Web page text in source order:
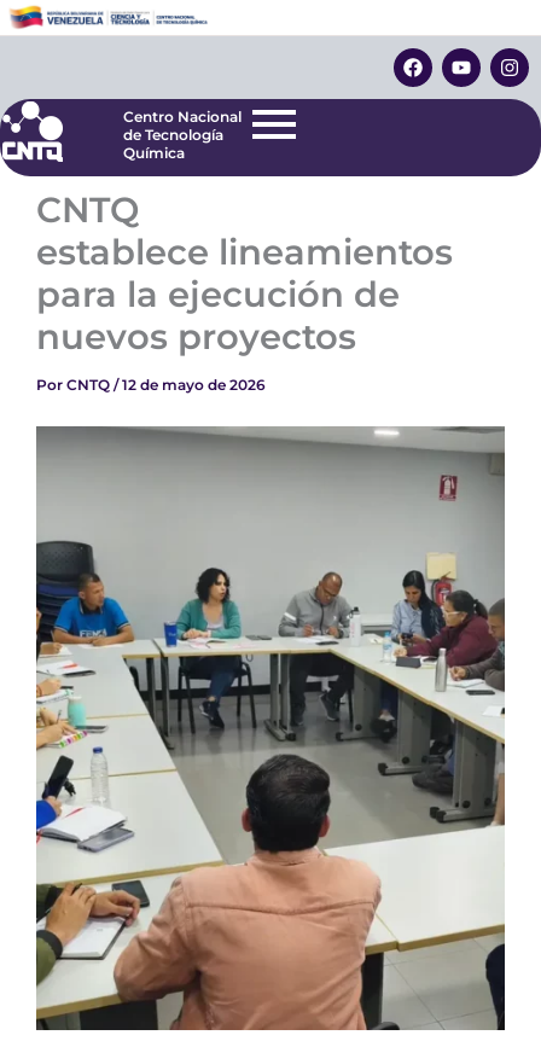
al
F
a
c
o
Y
o
u
e
I
n
s
r
Centro Nacional
de Tecnología
Centro Nacional
de Tecnología
Química
CNTQ
establece lineamientos
para la ejecución de
nuevos proyectos
Por CNTQ /12 de mayo de 2026